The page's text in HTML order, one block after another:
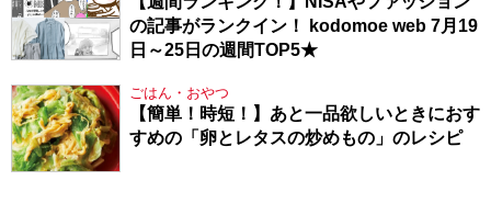
の記事がランクイン！ kodomoe web 7月19
日～25日の週間TOP5★
ごはん・おやつ
【簡単！時短！】あと一品欲しいときにおす
すめの「卵とレタスの炒めもの」のレシピ